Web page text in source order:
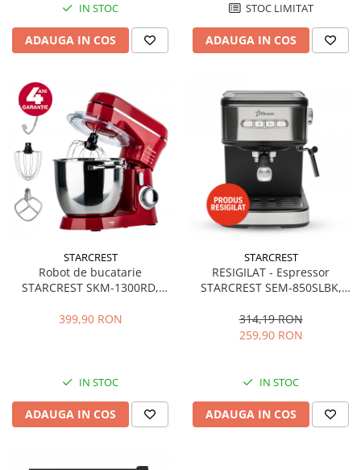
IN STOC
ADAUGA IN COS
STOC LIMITAT
ADAUGA IN COS
STARCREST
Robot de bucatarie
STARCREST SKM-1300RD,
Accesorii, 10 Viteze + Pulse,
399,90 RON
IN STOC
ADAUGA IN COS
STARCREST
RESIGILAT - Espressor
STARCREST SEM-850SLBK,
detasabil 1.5L, dispozitiv
spumare, filtru dublu din
314,19 RON
259,90 RON
IN STOC
ADAUGA IN COS